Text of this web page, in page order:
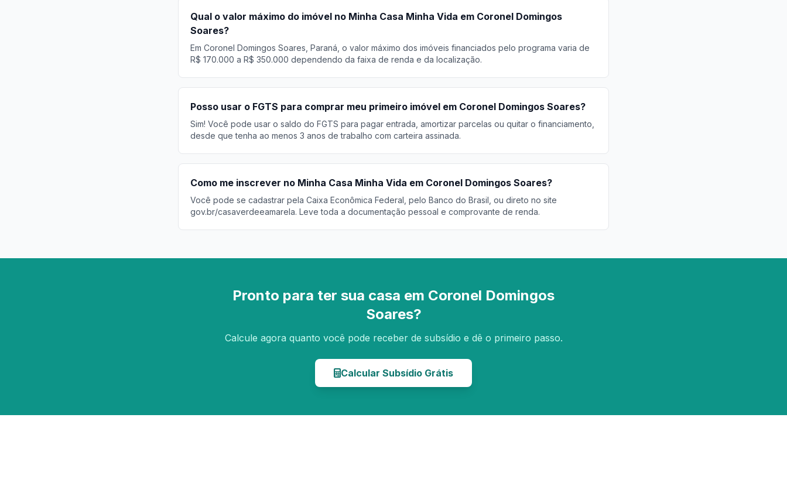
Qual o valor máximo do imóvel no Minha Casa Minha Vida em Coronel Domingos
Soares?
Em Coronel Domingos Soares, Paraná, o valor máximo dos imóveis financiados pelo programa varia de
R$ 170.000 a R$ 350.000 dependendo da faixa de renda e da localização.
Posso usar o FGTS para comprar meu primeiro imóvel em Coronel Domingos Soares?
Sim! Você pode usar o saldo do FGTS para pagar entrada, amortizar parcelas ou quitar o financiamento,
desde que tenha ao menos 3 anos de trabalho com carteira assinada.
Como me inscrever no Minha Casa Minha Vida em Coronel Domingos Soares?
Você pode se cadastrar pela Caixa Econômica Federal, pelo Banco do Brasil, ou direto no site
gov.br/casaverdeeamarela. Leve toda a documentação pessoal e comprovante de renda.
Pronto para ter sua casa em Coronel Domingos
Soares?
Calcule agora quanto você pode receber de subsídio e dê o primeiro passo.
Calcular Subsídio Grátis